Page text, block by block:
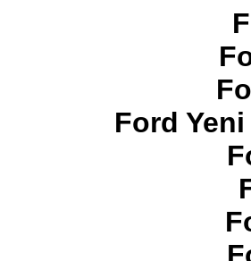
SOL ÖN KAPI DÖŞEMSİ
Ürün Kodu : 2017-2018 ford ranger şavft
Ford